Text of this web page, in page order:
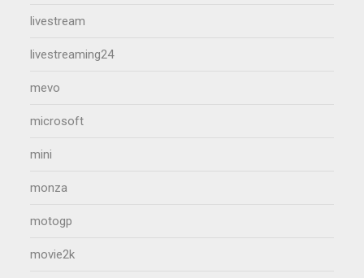
livestream
livestreaming24
mevo
microsoft
mini
monza
motogp
movie2k